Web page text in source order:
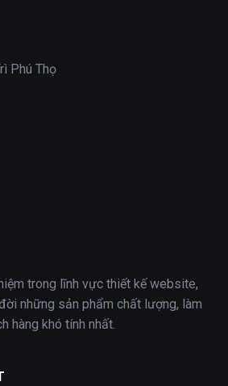
Phú Thọ
trong lĩnh vực thiết kế website,
những sản phẩm chất lượng, làm
hàng khó tính nhất.